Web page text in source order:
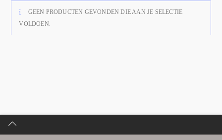
GEEN PRODUCTEN GEVONDEN DIE AAN JE SELECTIE
VOLDOEN.